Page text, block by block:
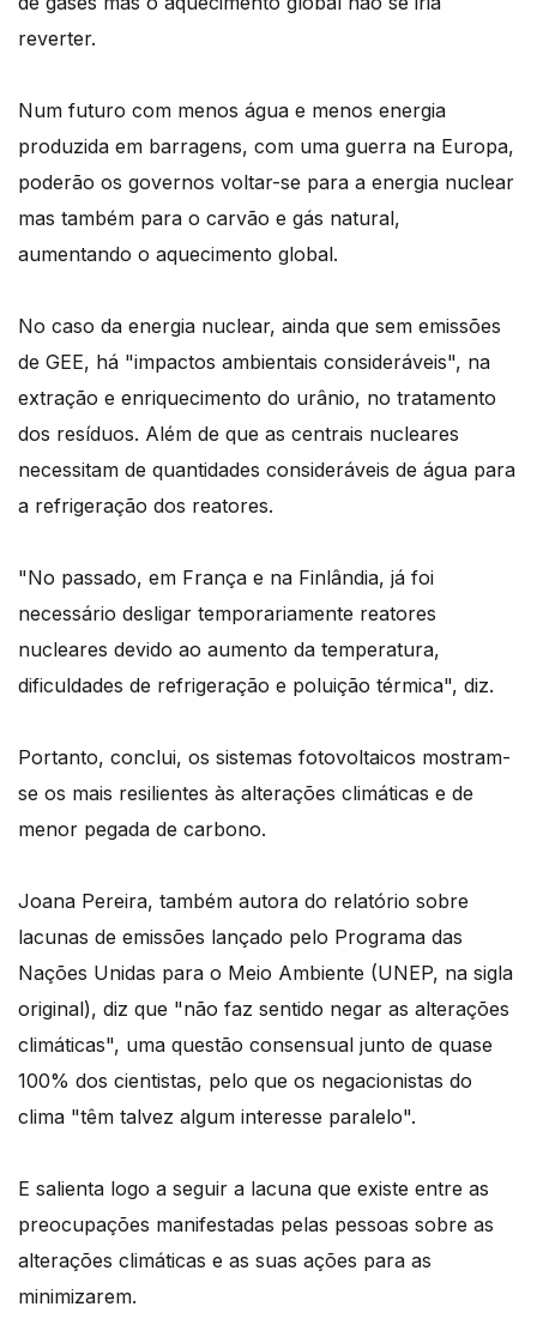
reverter.
Num futuro com menos água e menos energia
produzida em barragens, com uma guerra na Europa,
poderão os governos voltar-se para a energia nuclear
mas também para o carvão e gás natural,
aumentando o aquecimento global.
No caso da energia nuclear, ainda que sem emissões
de GEE, há "impactos ambientais consideráveis", na
extração e enriquecimento do urânio, no tratamento
dos resíduos. Além de que as centrais nucleares
necessitam de quantidades consideráveis de água para
a refrigeração dos reatores.
"No passado, em França e na Finlândia, já foi
necessário desligar temporariamente reatores
nucleares devido ao aumento da temperatura,
dificuldades de refrigeração e poluição térmica", diz.
Portanto, conclui, os sistemas fotovoltaicos mostram-
se os mais resilientes às alterações climáticas e de
menor pegada de carbono.
Joana Pereira, também autora do relatório sobre
lacunas de emissões lançado pelo Programa das
Nações Unidas para o Meio Ambiente (UNEP, na sigla
original), diz que "não faz sentido negar as alterações
climáticas", uma questão consensual junto de quase
100% dos cientistas, pelo que os negacionistas do
clima "têm talvez algum interesse paralelo".
E salienta logo a seguir a lacuna que existe entre as
preocupações manifestadas pelas pessoas sobre as
alterações climáticas e as suas ações para as
minimizarem.